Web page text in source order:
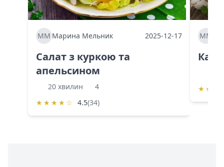
ММ Марина Мельник 2025-12-17
Салат з куркою та
апельсином
20 хвилин
4
★ ★ ★ ★ ☆ 4.5(34)
ММ
★ ★